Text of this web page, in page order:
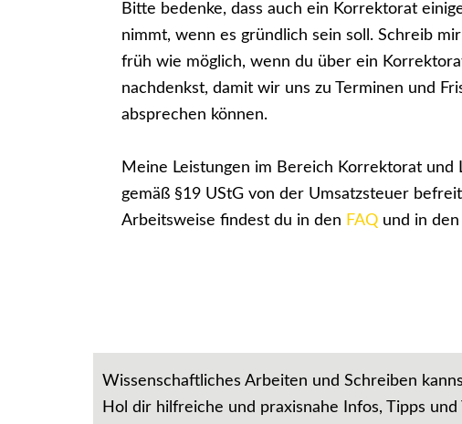
Bitte bedenke, dass auch ein Korrektorat
nimmt, wenn es gründlich sein soll. Schreib
früh wie möglich, wenn du über ein
nachdenkst, damit wir uns zu Terminen und
absprechen können.
Meine Leistungen im Bereich Korrektorat und
gemäß §19 UStG von der Umsatzsteuer
Arbeitsweise findest du in den FAQ und in den
Wissenschaftliches Arbeiten und Schreiben
Hol dir hilfreiche und praxisnahe Infos, Tipps